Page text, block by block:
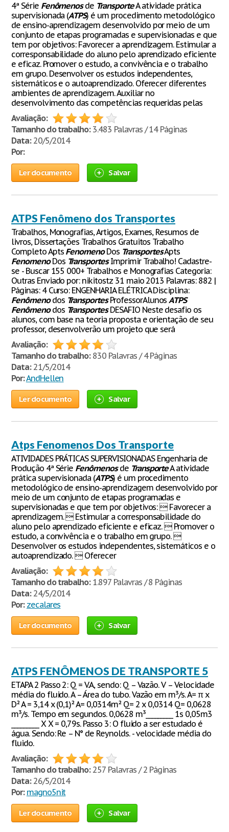
4ª Série Fenômenosde TransporteA atividade prática
supervisionada (ATPS) é um procedimento metodológico
de ensino-aprendizagem desenvolvido por meio de um
conjunto de etapas programadas e supervisionadas e que
tem por objetivos: Favorecer a aprendizagem. Estimular a
corresponsabilidade do aluno pelo aprendizado eficiente
e eficaz. Promover o estudo, a convivência e o trabalho
em grupo. Desenvolver os estudos independentes,
sistemáticos e o autoaprendizado. Oferecer diferentes
ambientes de aprendizagem. Auxiliar no
desenvolvimento das competências requeridas pelas
Avaliação:
Tamanho do trabalho:3.483 Palavras / 14 Páginas
Data:20/5/2014
Por:
Ler documento Salvar
ATPS Fenômeno dos Transportes
Trabalhos, Monografias, Artigos, Exames, Resumos de
livros, Dissertações Trabalhos Gratuitos Trabalho
Completo Apts FenomenoDos TransportesApts
FenomenoDos TransportesImprimir Trabalho! Cadastre-
se - Buscar 155 000+ Trabalhos e Monografias Categoria:
Outras Enviado por: nikitostz 31 maio 2013 Palavras: 882 |
Páginas: 4 Curso: ENGENHARIA ELÉTRICA Disciplina:
Fenômenodos TransportesProfessorAlunosATPS
Fenômenodos TransportesDESAFIO Neste desafio os
alunos, com base na teoria proposta e orientação de seu
professor, desenvolverão um projeto que será
Avaliação:
Tamanho do trabalho:830 Palavras / 4 Páginas
Data:21/5/2014
Por:AndHellen
Ler documento Salvar
Atps Fenomenos Dos Transporte
ATIVIDADES PRÁTICAS SUPERVISIONADAS Engenharia de
Produção 4ª Série Fenômenosde TransporteA atividade
prática supervisionada (ATPS) é um procedimento
metodológico de ensino-aprendizagem desenvolvido por
meio de um conjunto de etapas programadas e
supervisionadas e que tem por objetivos:  Favorecer a
aprendizagem.  Estimular a corresponsabilidade do
aluno pelo aprendizado eficiente e eficaz.  Promover o
estudo, a convivência e o trabalho em grupo. 
Desenvolver os estudos independentes, sistemáticos e o
autoaprendizado.  Oferecer
Avaliação:
Tamanho do trabalho:1.897 Palavras / 8 Páginas
Data:24/5/2014
Por: zecalares
Ler documento Salvar
ATPS FENÔMENOS DE TRANSPORTE 5
ETAPA 2 Passo 2: Q = V.A, sendo: Q – Vazão. V – Velocidade
média do fluido. A – Área do tubo. Vazão em m³/s. A= π x
D² A = 3,14 x (0,1)² A= 0,0314m² Q= 2 x 0,0314 Q= 0,0628
m³/s. Tempo em segundos. 0,0628 m³_________ 1s 0,05m3
_________ X X = 0,79s. Passo 3: O fluido a ser estudado é
água. Sendo: Re – N° de Reynolds. - velocidade média do
fluido.
Avaliação:
Tamanho do trabalho:257 Palavras / 2 Páginas
Data:26/5/2014
Por: magno5nit
Ler documento Salvar